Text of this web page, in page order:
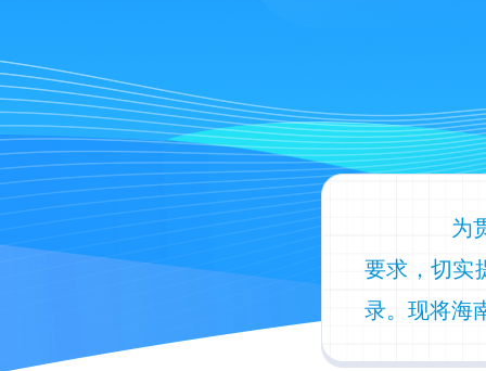
为贯
要求，切实
录。现将海